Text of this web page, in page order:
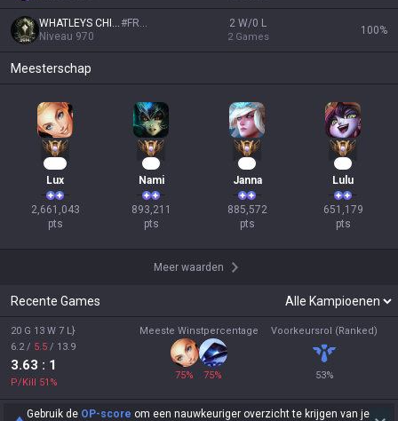
WHATLEYS CHILD#FROG
Niveau 970
2 W/0 L
2 Games
100%
Meesterschap
Lux
2,661,043
pts
Nami
893,211
pts
Janna
885,572
pts
Lulu
651,179
pts
Meer waarden
Recente Games
20 G 13 W 7 L}
6.2/ 5.5 / 13.9
3.63 : 1
P/Kill 51 %
Meeste Winstpercentage
75% 75%
Voorkeursrol (Ranked)
53%
Gebruik de OP-score om een nauwkeuriger overzicht te krijgen van je